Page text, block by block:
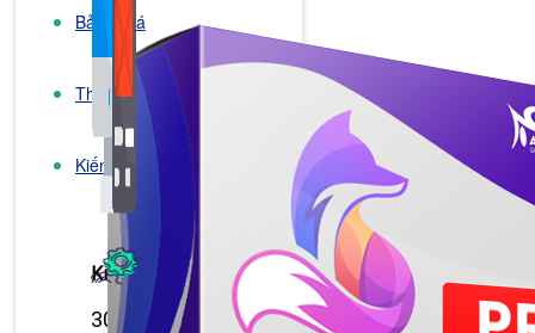
Kiến Thức Website
309 bài viết
Bảng Giá
Thanh Toán
Kiến Thức Marketing